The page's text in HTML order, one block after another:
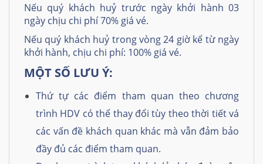
Nếu quý khách huỷ trước ngày khởi hành 03
ngày chịu chi phí 70% giá vé.
Nếu quý khách huỷ trong vòng 24 giờ kể từ ngày
khởi hành, chịu chi phí: 100% giá vé.
MỘT SỐ LƯU Ý:
Thứ tự các điểm tham quan theo chương
trình HDV có thể thay đổi tùy theo thời tiết vá
các vấn đề khách quan khác mà vẫn đảm bảo
đầy đủ các điểm tham quan.